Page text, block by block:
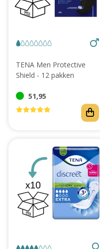
TENA Men Protective
Shield - 12 pakken
51,95